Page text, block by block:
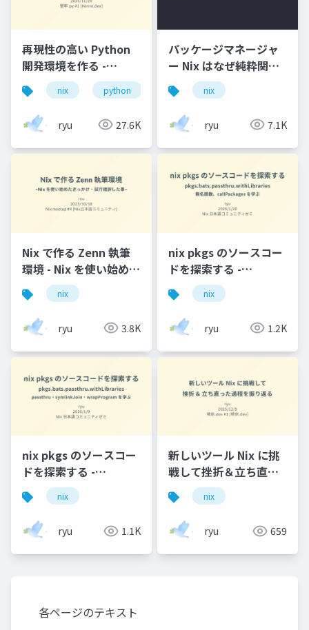
再現性の高い Python
開発環境を作る -
Python ライブラリは
uv / その他ツールは
Nix で固定する
nix python uv
ryu 27.6K
パッケージマネージャ
ー Nix はなぜ純粋関数
型言語で設定を記述す
るのか
nix
ryu 7.1K
Nix で作る Zenn 執筆
環境 - Nix を使い始めた
きっかけ・試行錯誤し
た事
nix
ryu 3.8K
nix pkgs のソースコー
ドを探索する -
- 無名関数、
callPackages を学ぶ
nix
ryu 1.2K
nix pkgs のソースコー
ドを探索する -
pkgs.bats.passthru.withLibraries
- passthru・
symlinkJoin・
wrapProgram を学ぶ
nix
ryu 1.1K
新しいツール Nix に挑
戦して挫折＆立ち直っ
た過程を振り返る
nix
ryu 659
各ページのテキスト